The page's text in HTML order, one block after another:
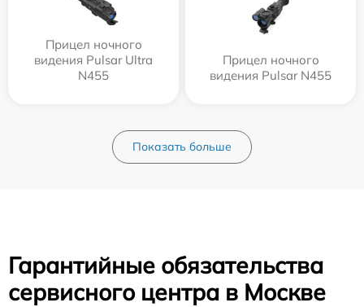
Прицел ночного
видения Pulsar Ultra
N455
Прицел ночного
видения Pulsar N455
Показать больше
Гарантийные обязательства
сервисного центра в Москве